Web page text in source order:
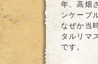
年、高畑
ンケーブ
なぜか当
タルリマ
です。